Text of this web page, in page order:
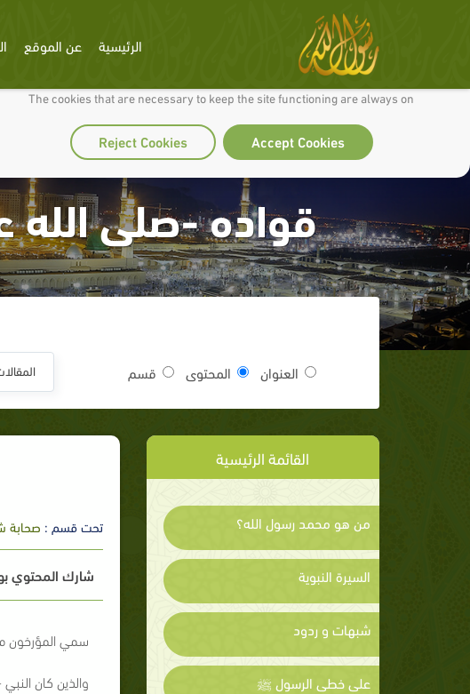
We use cookies to make our site work well for you and so we can continually improve it.
The cookies that are necessary to keep the site functioning are always on
Accept Cookies
Reject Cookies
الرئيسية عن الموقع
قواده -صلى الله
العنوان المحتوى قسم
القائمة الرئيسية
من هو محمد رسول الله؟
السيرة النبوية
شبهات و ردود
على خطى الرسول ﷺ
تحت قسم : صحابة
شارك المحتوي
سمي المؤرخون
والذين كان